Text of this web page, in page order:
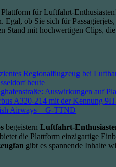
für Luftfahrt-
Egal, ob Sie sich für
Stand mit hochwertigen Clips,
Regionalflugzeug bei
heute
Auswirkungen auf
A320-214 mit der Kennung
Airways – G-TTND
begeistern Luftfahrt-
bietet die Plattform einzigartige
gibt es spannende Inhalte